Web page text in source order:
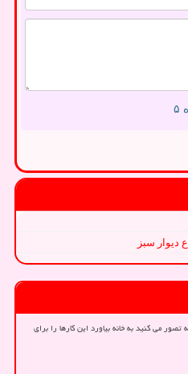
دیوار سبز
می کنید به خانه بیاورد این کارها را برای